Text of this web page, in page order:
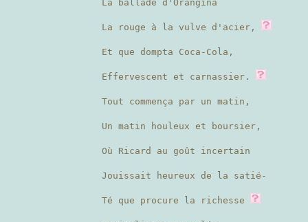
La ballade d'Orangina
La rouge à la vulve d'acier,
Et que dompta Coca-Cola,
Effervescent et carnassier.
Tout commença par un matin,
Un matin houleux et boursier,
Où Ricard au goût incertain
Jouissait heureux de la satié-
Té que procure la richesse